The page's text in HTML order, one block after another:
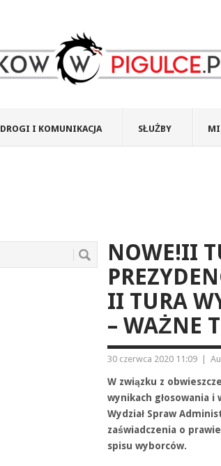
DROGI I KOMUNIKACJA SŁUŻBY
NOWE!II
II TURA
– WAŻNE
30 czerwca 2020 11:09
W związku z
wynikach głosowania
Wydział Spraw
zaświadczenia o
spisu wyborców.